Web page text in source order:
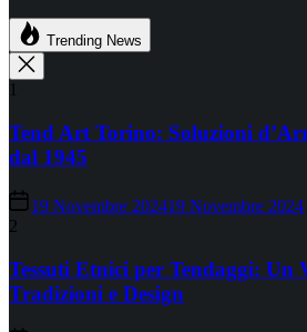
Trending News
1
Tend Art Torino: Soluzioni
dal 1945
19 Novembre 202419 Novembre 2024
2
Tessuti Etnici per Tendaggi: Un
Tradizioni e Design